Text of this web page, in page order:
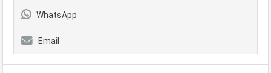
WhatsApp
Email